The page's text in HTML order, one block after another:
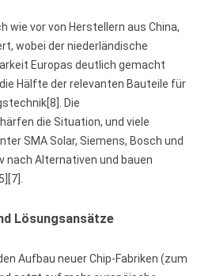
wie vor von Herstellern aus China,
wobei der niederländische
Europas deutlich gemacht
Hälfte der relevanten Bauteile für
Die
die Situation, und viele
SMA Solar, Siemens, Bosch und
nach Alternativen und bauen
Lösungsansätze
Aufbau neuer Chip-Fabriken (zum